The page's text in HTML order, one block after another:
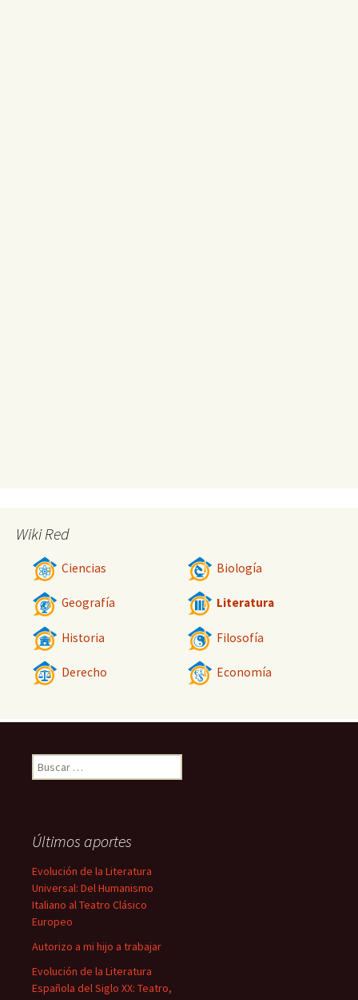
Wiki Red
Ciencias Biología
Geografía Literatura
Historia Filosofía
Derecho Economía
Buscar:
Últimos aportes
Evolución de la Literatura
Universal: Del Humanismo
Italiano al Teatro Clásico
Europeo
Autorizo a mi hijo a trabajar
Evolución de la Literatura
Española del Siglo XX: Teatro,